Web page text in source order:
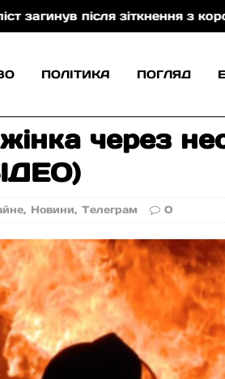
з коровою У
ПОЛІТИКА ПОГЛЯД
через
, Новини,Телеграм 0